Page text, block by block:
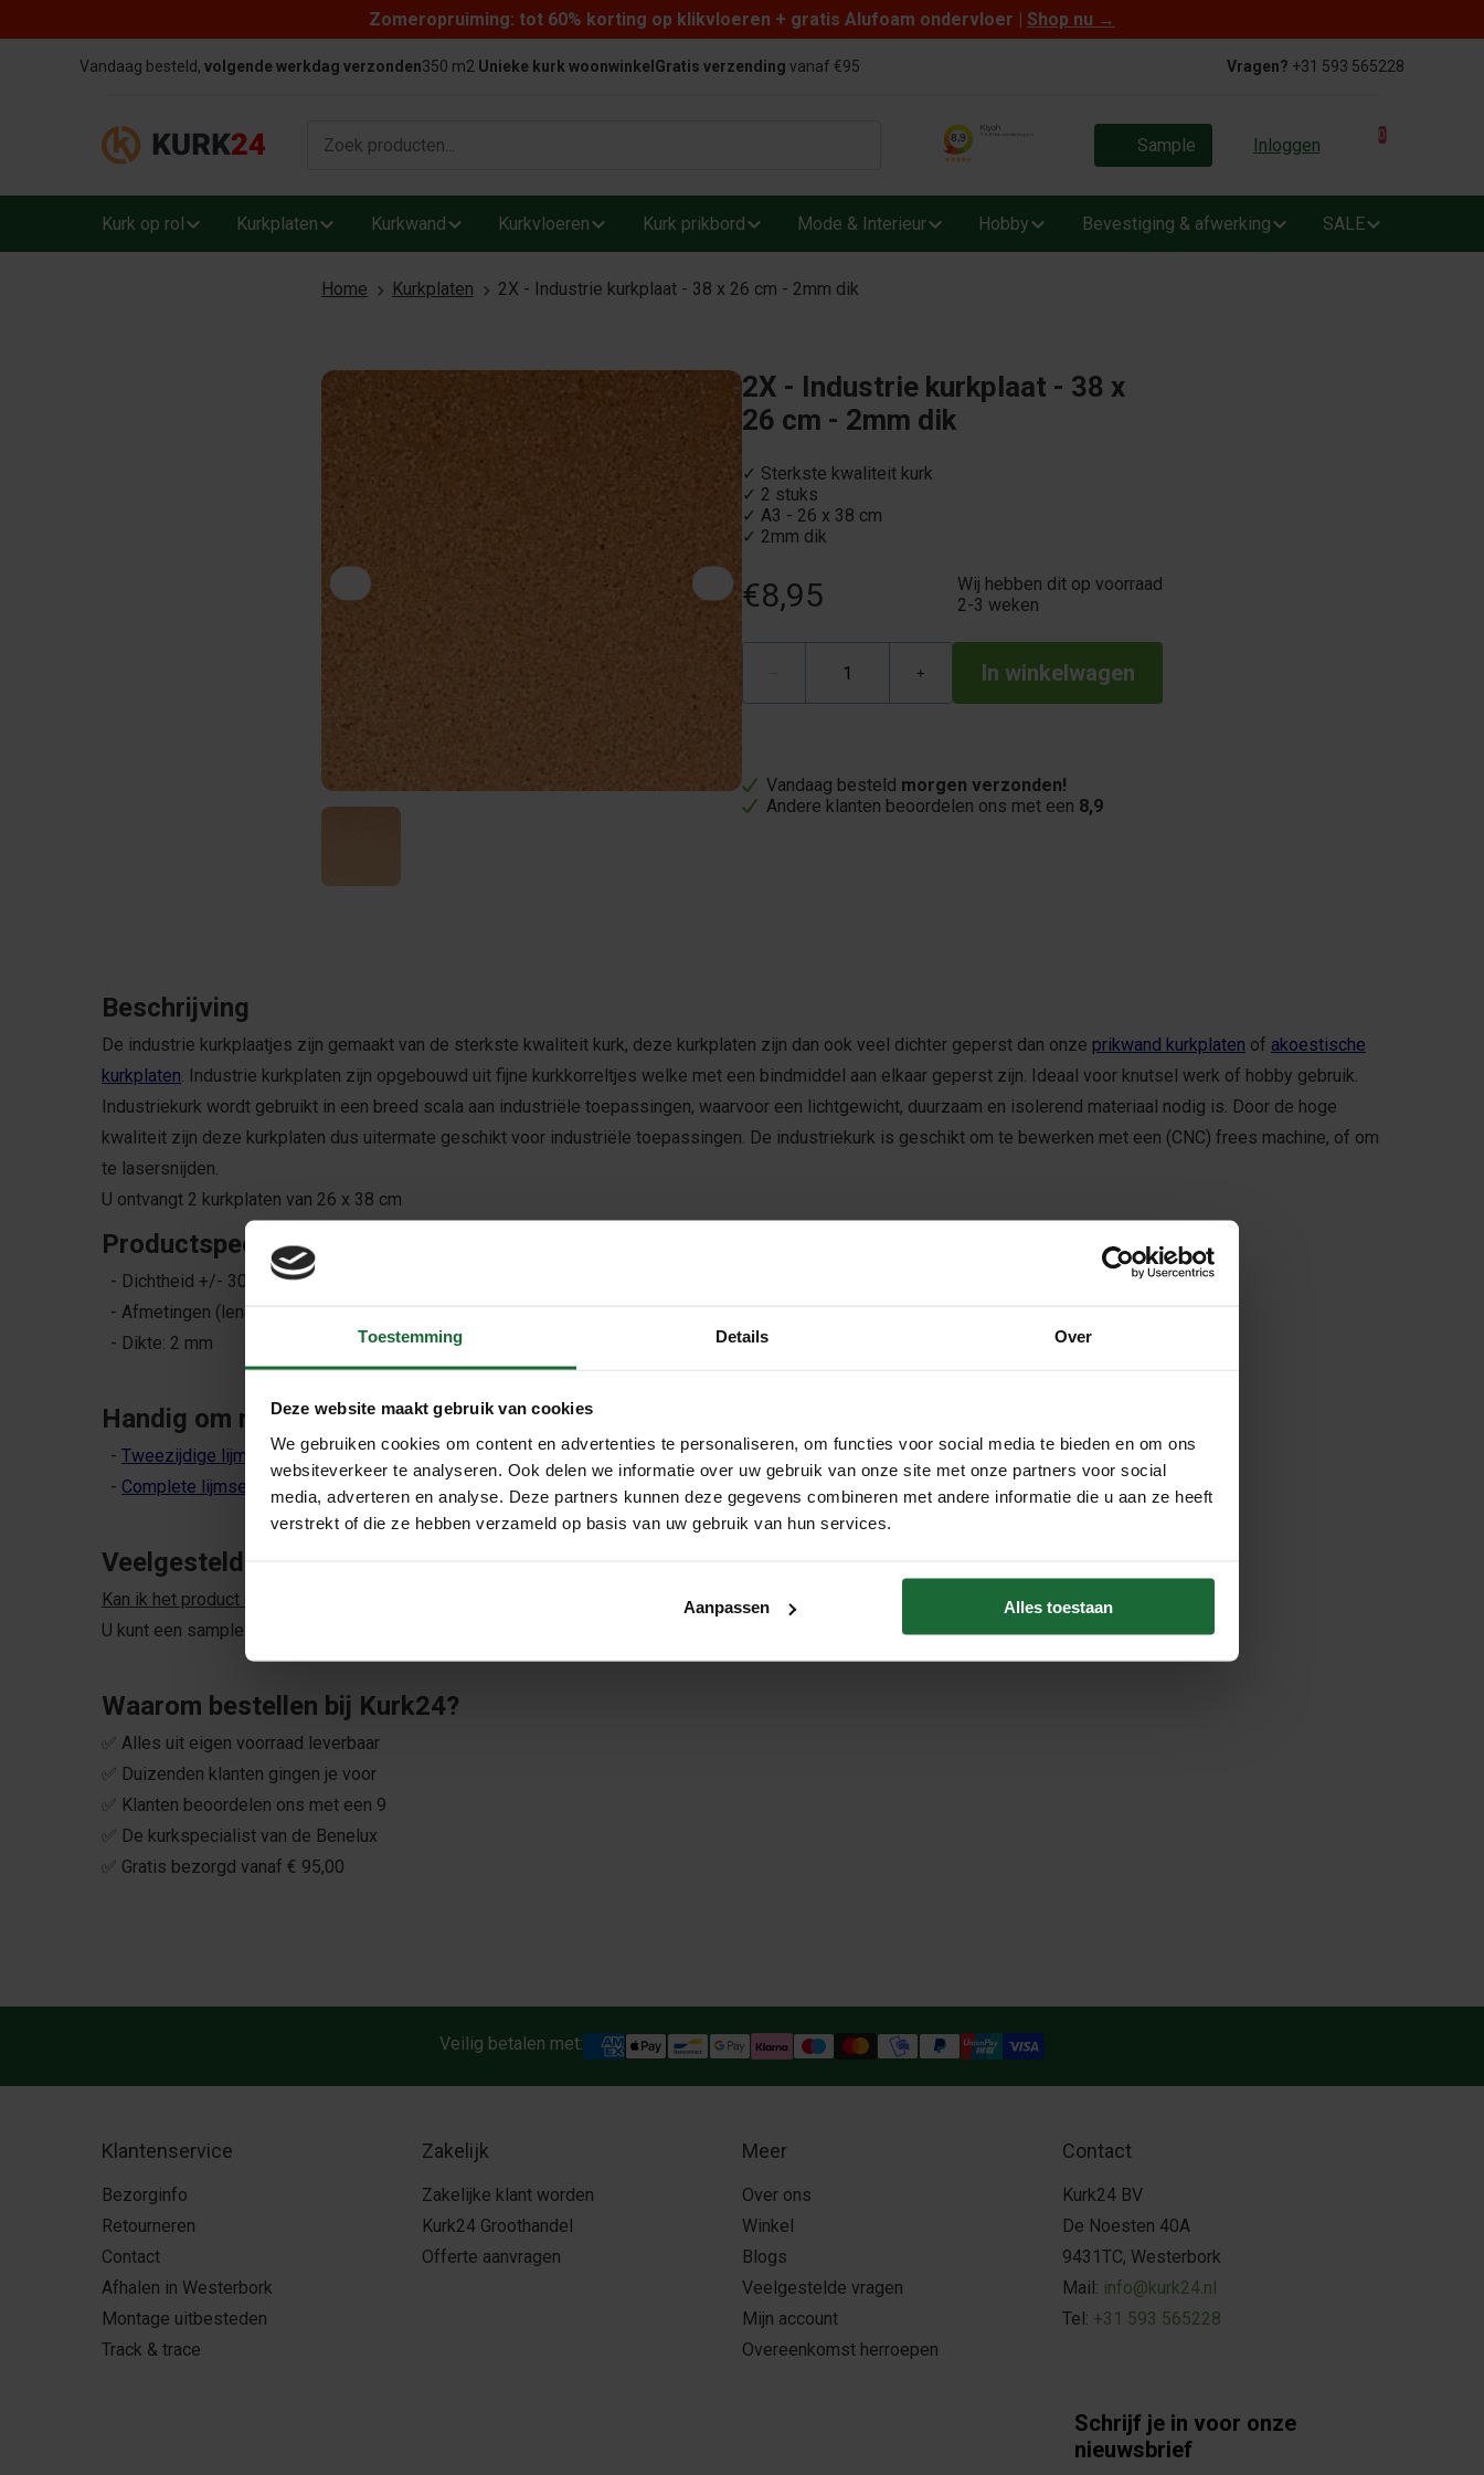
Toestemming Details Over
Deze website maakt gebruik van cookies
We gebruiken cookies om content en advertenties te personaliseren, om functies voor social media te bieden en om ons
websiteverkeer te analyseren. Ook delen we informatie over uw gebruik van onze site met onze partners voor social
media, adverteren en analyse. Deze partners kunnen deze gegevens combineren met andere informatie die u aan ze heeft
verstrekt of die ze hebben verzameld op basis van uw gebruik van hun services.
Aanpassen Alles toestaan
Zomeropruiming: tot 60% korting op klikvloeren + gratis Alufoam ondervloer | Shop nu →
Vandaag besteld, volgende werkdag verzonden350 m2 Unieke kurk woonwinkel Gratis verzending vanaf €95 Vragen? +31 593 565228
Sample Inloggen 0
Kurk op rol Kurkplaten Kurkwand Kurkvloeren Kurk prikbord Mode & Interieur Hobby Bevestiging & afwerking SALE
Home Kurkplaten 2X - Industrie kurkplaat - 38 x 26 cm - 2mm dik
2X - Industrie kurkplaat - 38 x
26 cm - 2mm dik
✓ Sterkste kwaliteit kurk
✓ 2 stuks
✓ A3 - 26 x 38 cm
✓ 2mm dik
€8,95
Wij hebben dit op voorraad
2-3 weken
+
Vandaag besteld morgen verzonden!
Andere klanten beoordelen ons met een 8,9
Beschrijving
De industrie kurkplaatjes zijn gemaakt van de sterkste kwaliteit kurk, deze kurkplaten zijn dan ook veel dichter geperst dan onze prikwand kurkplaten of akoestische
kurkplaten. Industrie kurkplaten zijn opgebouwd uit fijne kurkkorreltjes welke met een bindmiddel aan elkaar geperst zijn. Ideaal voor knutsel werk of hobby gebruik.
Industriekurk wordt gebruikt in een breed scala aan industriële toepassingen, waarvoor een lichtgewicht, duurzaam en isolerend materiaal nodig is. Door de hoge
kwaliteit zijn deze kurkplaten dus uitermate geschikt voor industriële toepassingen. De industriekurk is geschikt om te bewerken met een (CNC) frees machine, of om
te lasersnijden.
U ontvangt 2 kurkplaten van 26 x 38 cm
Productspecificaties
- Dichtheid +/- 300 kg/m3
- Afmetingen (lengte en breedte): 26 x 38 cm
- Dikte: 2 mm
Handig om mee te bestellen
- Tweezijdige lijm voor het bevestigen
- Complete lijmset
Veelgestelde vragen
Kan ik het product ergens zien voordat ik bestel?
U kunt een sample bestellen via
Waarom bestellen bij Kurk24?
✅ Alles uit eigen voorraad leverbaar
✅ Duizenden klanten gingen je voor
✅ Klanten beoordelen ons met een 9
✅ De kurkspecialist van de Benelux
✅ Gratis bezorgd vanaf € 95,00
Veilig betalen met:
Klantenservice
Bezorginfo
Retourneren
Contact
Afhalen in Westerbork
Montage uitbesteden
Track & trace
Zakelijk
Zakelijke klant worden
Kurk24 Groothandel
Offerte aanvragen
Meer
Over ons
Winkel
Blogs
Veelgestelde vragen
Mijn account
Overeenkomst herroepen
Contact
Kurk24 BV
De Noesten 40A
9431TC, Westerbork
Mail: info@kurk24.nl
Tel: +31 593 565228
Schrijf je in voor onze
nieuwsbrief